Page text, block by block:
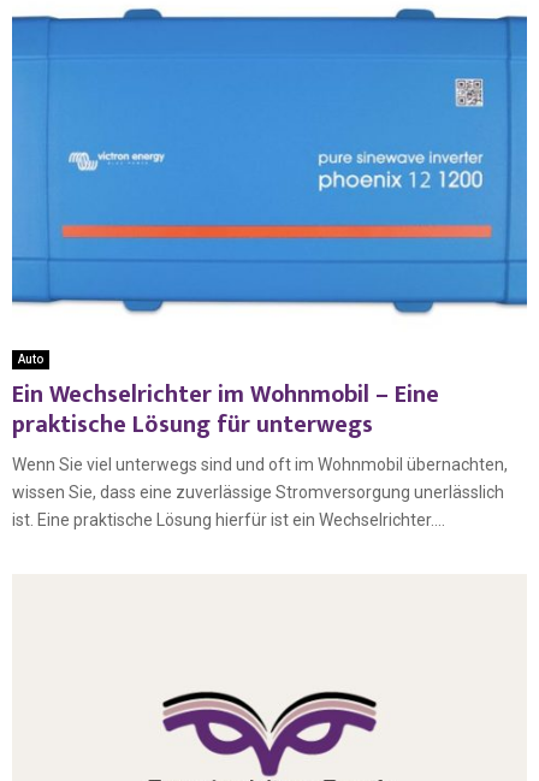
Auto
Ein Wechselrichter im Wohnmobil – Eine
praktische Lösung für unterwegs
Wenn Sie viel unterwegs sind und oft im Wohnmobil übernachten,
wissen Sie, dass eine zuverlässige Stromversorgung unerlässlich
ist. Eine praktische Lösung hierfür ist ein Wechselrichter....